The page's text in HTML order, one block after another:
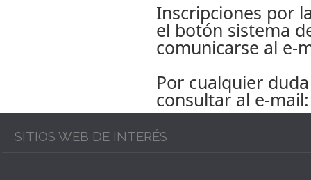
Inscripciones por
el botón sistema
comunicarse al e-
Por cualquier
consultar al e-
SITIOS WEB DE INTERÉS